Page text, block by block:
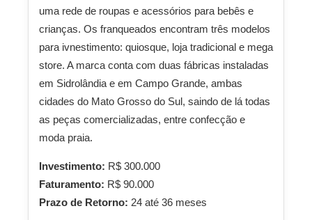
uma rede de roupas e acessórios para bebês e
crianças. Os franqueados encontram três modelos
para ivnestimento: quiosque, loja tradicional e mega
store. A marca conta com duas fábricas instaladas
em Sidrolândia e em Campo Grande, ambas
cidades do Mato Grosso do Sul, saindo de lá todas
as peças comercializadas, entre confecção e
moda praia.
Investimento: R$ 300.000
Faturamento: R$ 90.000
Prazo de Retorno: 24 até 36 meses